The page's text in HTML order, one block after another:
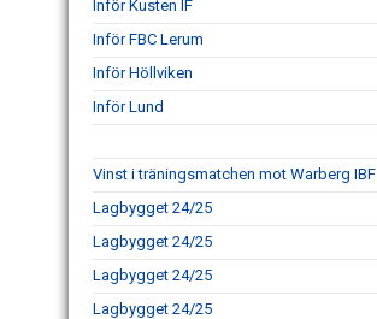
Inför Kusten IF
Inför FBC Lerum
Inför Höllviken
Inför Lund
Vinst i träningsmatchen mot Warberg IBF
Lagbygget 24/25
Lagbygget 24/25
Lagbygget 24/25
Lagbygget 24/25